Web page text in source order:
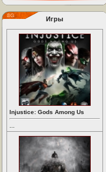
Игры
Injustice: Gods Among Us